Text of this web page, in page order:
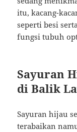
itu, kacang-
seperti besi
fungsi tubuh
Sayuran
di Balik
Sayuran hijau
terabaikan